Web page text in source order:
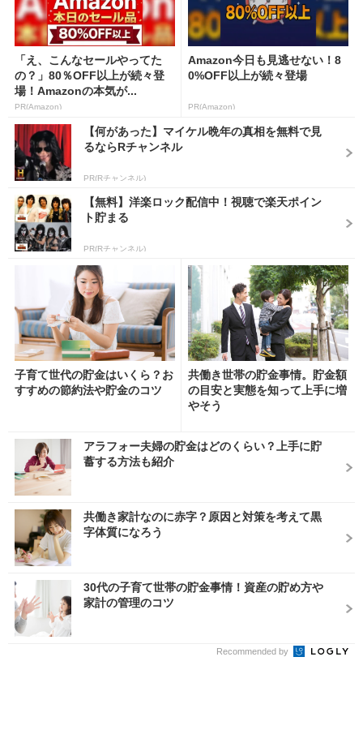
「え、こんなセールやってた
の？」80％OFF以上が続々登
場！Amazonの本気が...
PR(Amazon)
Amazon今日も見逃せない！8
0%OFF以上が続々登場
PR(Amazon)
【何があった】マイケル晩年の真相を無料で見
るならRチャンネル
PR(Rチャンネル)
【無料】洋楽ロック配信中！視聴で楽天ポイン
ト貯まる
PR(Rチャンネル)
子育て世代の貯金はいくら？お
すすめの節約法や貯金のコツ
共働き世帯の貯金事情。貯金額
の目安と実態を知って上手に増
やそう
アラフォー夫婦の貯金はどのくらい？上手に貯
蓄する方法も紹介
共働き家計なのに赤字？原因と対策を考えて黒
字体質になろう
30代の子育て世帯の貯金事情！資産の貯め方や
家計の管理のコツ
Recommended by